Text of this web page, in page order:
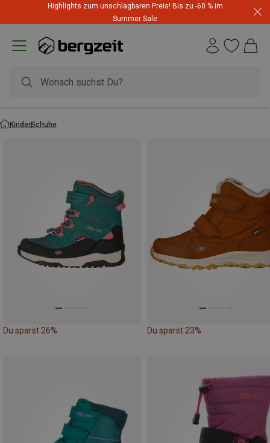
Highlights zum unschlagbaren Preis! Bis zu -60 % im
Summer Sale
KinderSchuhe
Du sparst 26% Du sparst 23%